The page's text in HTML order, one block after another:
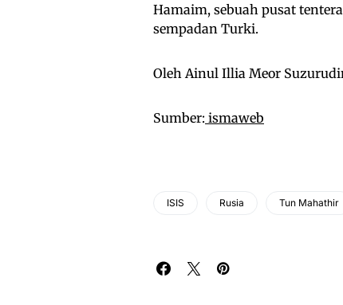
Hamaim, sebuah pusat
sempadan Turki.
Oleh Ainul Illia Meor
Sumber: ismaweb
ISIS Rusia Tun Mahathir